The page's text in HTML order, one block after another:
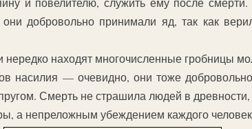
добровольно принимали яд, так как
нередко находят многочисленные гробницы
насилия — очевидно, они тоже
Смерть не страшила людей в
а непреложным убеждением каждого